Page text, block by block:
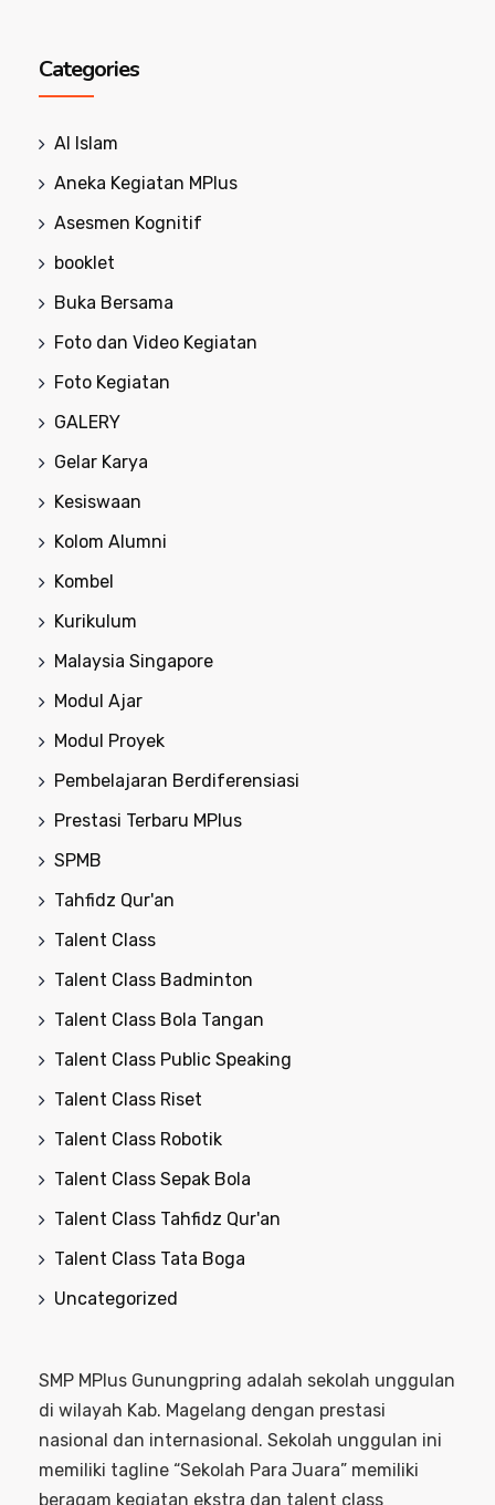
Categories
Al Islam
Aneka Kegiatan MPlus
Asesmen Kognitif
booklet
Buka Bersama
Foto dan Video Kegiatan
Foto Kegiatan
GALERY
Gelar Karya
Kesiswaan
Kolom Alumni
Kombel
Kurikulum
Malaysia Singapore
Modul Ajar
Modul Proyek
Pembelajaran Berdiferensiasi
Prestasi Terbaru MPlus
SPMB
Tahfidz Qur'an
Talent Class
Talent Class Badminton
Talent Class Bola Tangan
Talent Class Public Speaking
Talent Class Riset
Talent Class Robotik
Talent Class Sepak Bola
Talent Class Tahfidz Qur'an
Talent Class Tata Boga
Uncategorized
SMP MPlus Gunungpring adalah sekolah unggulan
di wilayah Kab. Magelang dengan prestasi
nasional dan internasional. Sekolah unggulan ini
memiliki tagline “Sekolah Para Juara” memiliki
beragam kegiatan ekstra dan talent class